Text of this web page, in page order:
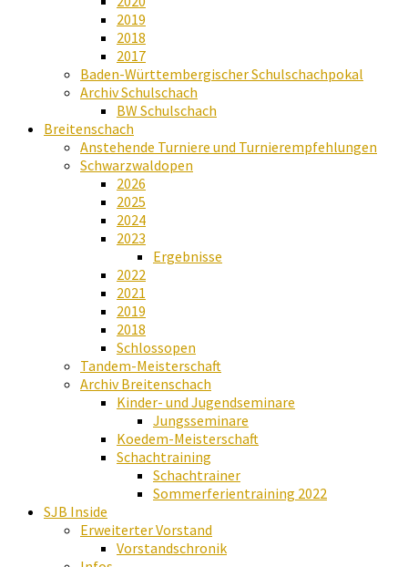
2019
2018
2017
Baden-Württembergischer Schulschachpokal
Archiv Schulschach
BW Schulschach
Breitenschach
Anstehende Turniere und Turnierempfehlungen
Schwarzwaldopen
2026
2025
2024
2023
Ergebnisse
2022
2021
2019
2018
Schlossopen
Tandem-Meisterschaft
Archiv Breitenschach
Kinder- und Jugendseminare
Jungsseminare
Koedem-Meisterschaft
Schachtraining
Schachtrainer
Sommerferientraining 2022
SJB Inside
Erweiterter Vorstand
Vorstandschronik